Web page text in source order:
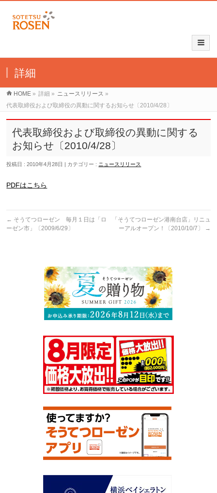
詳細
HOME » 詳細 » ニュースリリース »
代表取締役および取締役の異動に関するお知らせ〔2010/4/28〕
代表取締役および取締役の異動に関する
お知らせ〔2010/4/28〕
投稿日 : 2010年4月28日 カテゴリー : ニュースリリース
PDFはこちら
← そうてつローゼン 毎月１日は「ロ
ーゼン市」〔2009/6/29〕
「そうてつローゼン港南台店」リニュ
ーアルオープン！〔2010/10/7〕
→